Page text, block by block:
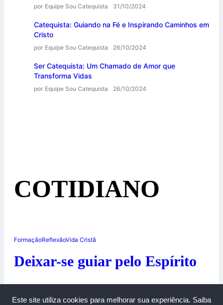
Este site utiliza cookies para melhorar sua experiência. Saiba
por Equipe Sou Catequista 31/10/2024
Catequista: Guiando na Fé e Inspirando Caminhos em
Cristo
por Equipe Sou Catequista 26/10/2024
Ser Catequista: Um Chamado de Amor que
Transforma Vidas
por Equipe Sou Catequista 26/10/2024
COTIDIANO
FormaçãoReflexãoVida Cristã
Deixar-se guiar pelo Espírito
0